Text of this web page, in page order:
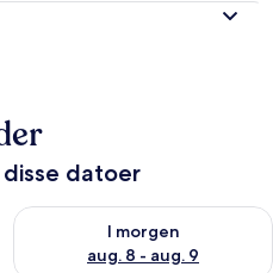
datoer
7 - aug. 8
I morgen
aug. 8 - aug. 9
Tjek tilgængelighed for i